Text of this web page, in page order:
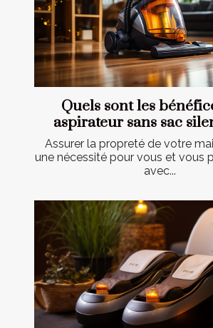
Quels sont les
aspirateur sans sac
Assurer la propreté de votre
une nécessité pour vous et vous
avec...